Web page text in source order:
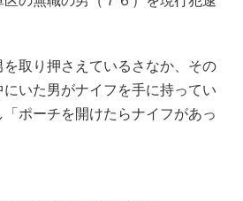
取り押さえているさなか、その
いた男がナイフを手に持ってい
ポーチを開けたらナイフがあっ